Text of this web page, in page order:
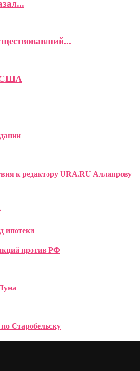
США
к редактору URA.RU Аллаярову
ипотеки
против РФ
Старобельску